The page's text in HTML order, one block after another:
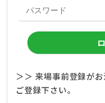
＞＞ 来場事前登録が
ご登録下さい。